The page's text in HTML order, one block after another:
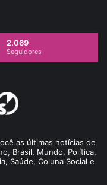
2.069
Seguidores
as últimas notícias de
Brasil, Mundo, Política,
Saúde, Coluna Social e